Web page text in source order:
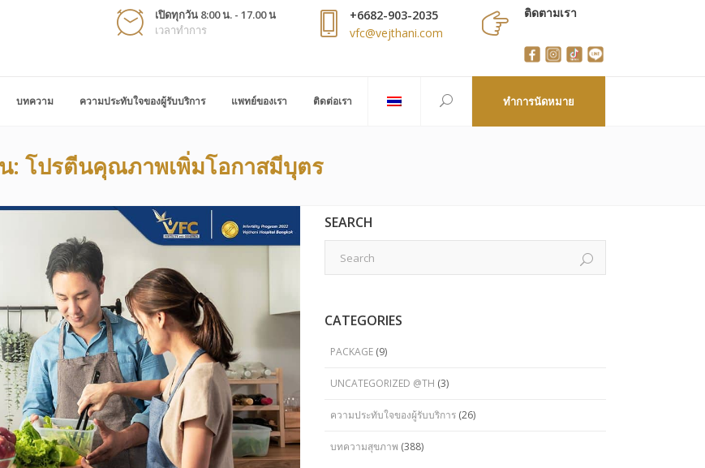
เปิดทุกวัน 8:00 น. - 17.00 น
เวลาทำการ
+6682-903-2035
vfc@vejthani.com
ติดตามเรา
บทความ ความประทับใจของผู้รับบริการ แพทย์ของเรา ติดต่อเรา ทำการนัดหมาย
: โปรตีนคุณภาพเพิ่มโอกาสมีบุตร
SEARCH
CATEGORIES
PACKAGE (9)
UNCATEGORIZED @TH (3)
ความประทับใจของผู้รับบริการ (26)
บทความสุขภาพ (388)